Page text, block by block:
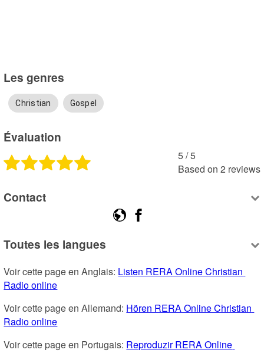
Les genres
Christian Gospel
Évaluation
5 /5
Based on 2 reviews
Contact
Toutes les langues
Voir cette page en Anglais: Listen RERA Online Christian
Radio online
Voir cette page en Allemand: Hören RERA Online Christian
Radio online
Voir cette page en Portugais: Reproduzir RERA Online